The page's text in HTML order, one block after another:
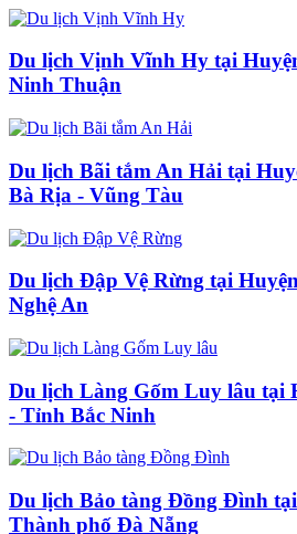
Du lịch Vịnh Vĩnh Hy tại
Ninh Thuận
Du lịch Bãi tắm An Hải tại
Bà Rịa - Vũng Tàu
Du lịch Đập Vệ Rừng tại
Nghệ An
Du lịch Làng Gốm Luy lâu tại
- Tỉnh Bắc Ninh
Du lịch Bảo tàng Đồng Đình
Thành phố Đà Nẵng